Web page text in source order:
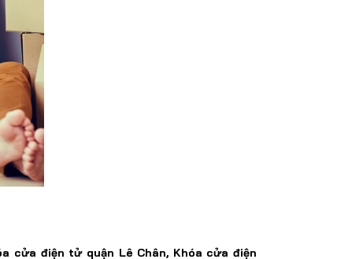
cửa điện tử quận Lê Chân, Khóa cửa điện